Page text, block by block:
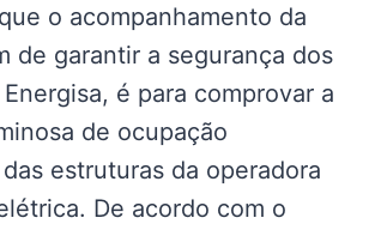
o acompanhamento da
de garantir a segurança dos
é para comprovar a
de ocupação
estruturas da operadora
De acordo com o